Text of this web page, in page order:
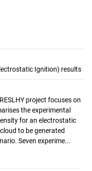
Ignition) results
project focuses on
the experimental
for an electrostatic
to be generated
Seven experime...